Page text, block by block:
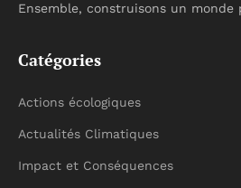
Ensemble, construisons un monde
Catégories
Actions écologiques
Actualités Climatiques
Impact et Conséquences